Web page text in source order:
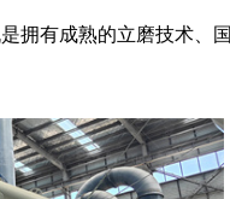
拥有成熟的立磨技术、